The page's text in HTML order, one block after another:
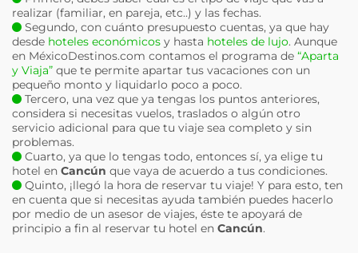
realizar (familiar, en pareja, etc..) y las fechas.
Segundo, con cuánto presupuesto cuentas, ya que hay
desde hoteles económicos y hasta hoteles de lujo. Aunque
en MéxicoDestinos.com contamos el programa de “Aparta
y Viaja” que te permite apartar tus vacaciones con un
pequeño monto y liquidarlo poco a poco.
Tercero, una vez que ya tengas los puntos anteriores,
considera si necesitas vuelos, traslados o algún otro
servicio adicional para que tu viaje sea completo y sin
problemas.
Cuarto, ya que lo tengas todo, entonces sí, ya elige tu
hotel en Cancún que vaya de acuerdo a tus condiciones.
Quinto, ¡llegó la hora de reservar tu viaje! Y para esto, ten
en cuenta que si necesitas ayuda también puedes hacerlo
por medio de un asesor de viajes, éste te apoyará de
principio a fin al reservar tu hotel en Cancún.